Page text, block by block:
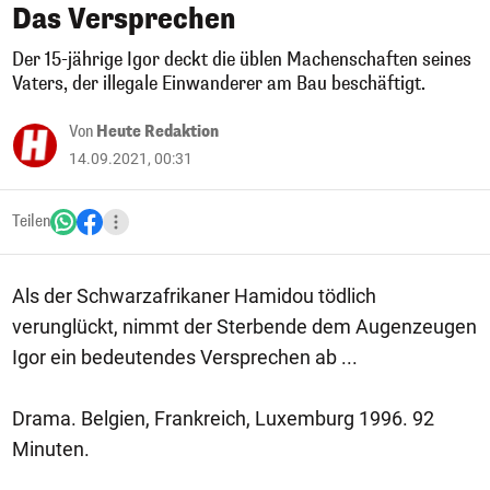
Das Versprechen
Der 15-jährige Igor deckt die üblen Machenschaften seines
Vaters, der illegale Einwanderer am Bau beschäftigt.
Von Heute Redaktion
14.09.2021, 00:31
Teilen
Als der Schwarzafrikaner Hamidou tödlich
verunglückt, nimmt der Sterbende dem Augenzeugen
Igor ein bedeutendes Versprechen ab ...
Drama. Belgien, Frankreich, Luxemburg 1996. 92
Minuten.